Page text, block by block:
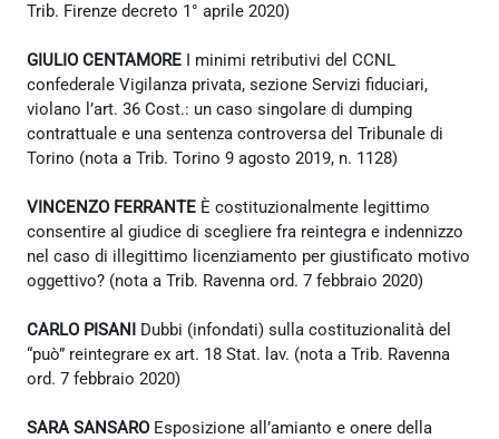
Trib. Firenze decreto 1° aprile 2020)
GIULIO CENTAMORE I minimi retributivi del CCNL
confederale Vigilanza privata, sezione Servizi fiduciari,
violano l’art. 36 Cost.: un caso singolare di dumping
contrattuale e una sentenza controversa del Tribunale di
Torino (nota a Trib. Torino 9 agosto 2019, n. 1128)
VINCENZO FERRANTE È costituzionalmente legittimo
consentire al giudice di scegliere fra reintegra e indennizzo
nel caso di illegittimo licenziamento per giustificato motivo
oggettivo? (nota a Trib. Ravenna ord. 7 febbraio 2020)
CARLO PISANI Dubbi (infondati) sulla costituzionalità del
“può” reintegrare ex art. 18 Stat. lav. (nota a Trib. Ravenna
ord. 7 febbraio 2020)
SARA SANSARO Esposizione all’amianto e onere della